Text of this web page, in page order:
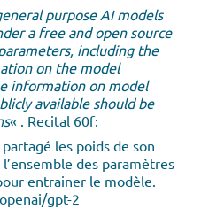
purpose AI models
a free and open source
including the
on the model
information on model
available should be
« . Recital 60f:
les poids de son
des paramètres
entrainer le modèle.
gpt-2